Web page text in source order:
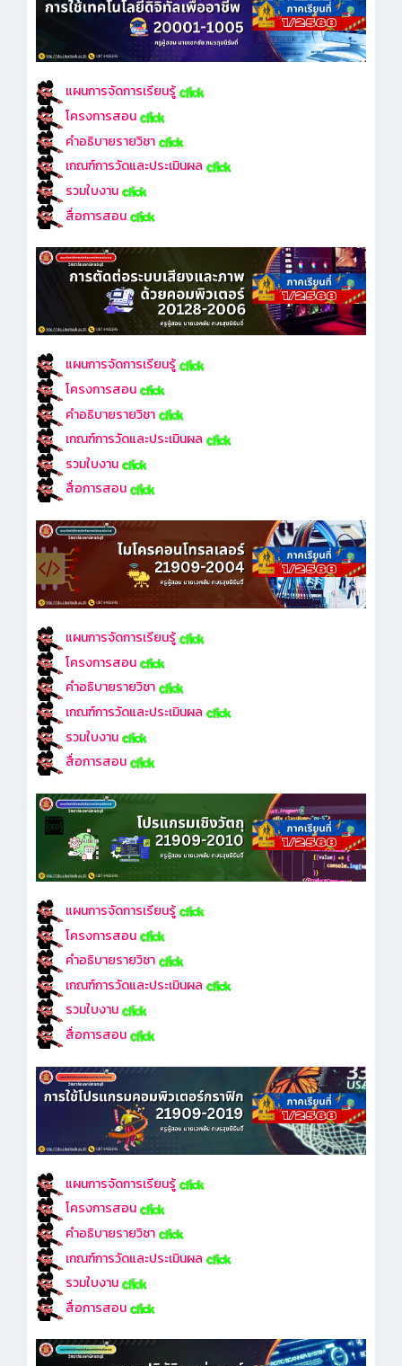
แผนการจัดการเรียนรู้
โครงการสอน
คำอธิบายรายวิชา
เกณฑ์การวัดและประเมินผล
รวมใบงาน
สื่อการสอน
แผนการจัดการเรียนรู้
โครงการสอน
คำอธิบายรายวิชา
เกณฑ์การวัดและประเมินผล
รวมใบงาน
สื่อการสอน
แผนการจัดการเรียนรู้
โครงการสอน
คำอธิบายรายวิชา
เกณฑ์การวัดและประเมินผล
รวมใบงาน
สื่อการสอน
แผนการจัดการเรียนรู้
โครงการสอน
คำอธิบายรายวิชา
เกณฑ์การวัดและประเมินผล
รวมใบงาน
สื่อการสอน
แผนการจัดการเรียนรู้
โครงการสอน
คำอธิบายรายวิชา
เกณฑ์การวัดและประเมินผล
รวมใบงาน
สื่อการสอน